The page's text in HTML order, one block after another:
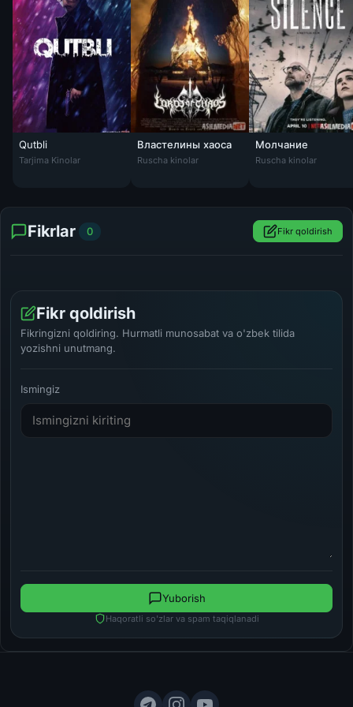
Qutbli
Qutbli Uzbek tilida 2020 O'zbek tarjima kino HD
Tarjima Kinolar
Властелины хаоса
Властелины хаоса / Lords of Chaos Tas-IX
Ruscha kinolar
Молчание
Молчание Tas-IX
Ruscha kinolar
Fikrlar 0 Fikr qoldirish
Fikr qoldirish
Fikringizni qoldiring. Hurmatli munosabat va o'zbek tilida
yozishni unutmang.
Ismingiz
Haqoratli so'zlar va spam taqiqlanadi
Yuborish